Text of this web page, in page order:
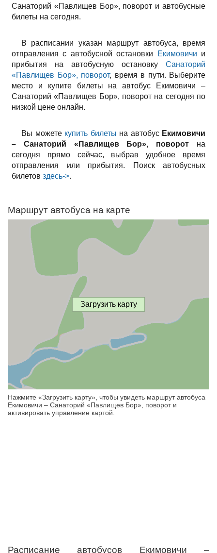
Санаторий «Павлищев Бор», поворот и автобусные
билеты на сегодня.
В расписании указан маршрут автобуса, время
отправления с автобусной остановки
Екимовичи и
прибытия на автобусную остановку Санаторий
«Павлищев Бор», поворот, время в пути. Выберите
место и купите билеты на автобус Екимовичи –
Санаторий «Павлищев Бор», поворот на сегодня по
низкой цене онлайн.
Вы можете купить билеты на автобус Екимовичи
– Санаторий «Павлищев Бор», поворот на
сегодня прямо сейчас, выбрав удобное время
отправления или прибытия. Поиск автобусных
билетов здесь->.
Маршрут автобуса на карте
Загрузить карту
Нажмите «Загрузить карту», чтобы увидеть маршрут автобуса
Екимовичи – Санаторий «Павлищев Бор», поворот и
активировать управление картой.
Расписание автобусов Екимовичи –